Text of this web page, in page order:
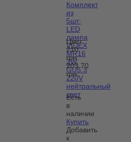
Комплект
из
5шт:
LED
лампа
VIDEX
MR16
3W
GU5.3
220V
нейтральный
свет
Цвет:
210
грн.
203.70
грн.
Есть
в
наличии
Купить
Добавить
к